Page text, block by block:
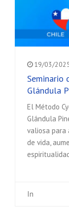
19/03/
Seminario
Glándula
El Método
Glándula
valiosa para
de vida,
In